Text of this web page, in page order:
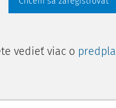
vedieť viac o